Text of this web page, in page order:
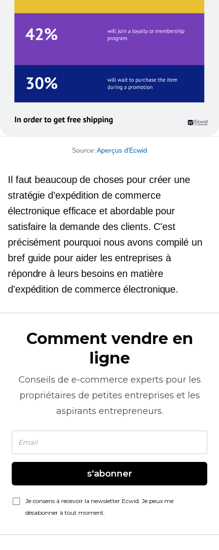
Source:Aperçus d'Ecwid
Il faut beaucoup de choses pour créer une
stratégie d’expédition de commerce
électronique efficace et abordable pour
satisfaire la demande des clients. C'est
précisément pourquoi nous avons compilé un
bref guide pour aider les entreprises à
répondre à leurs besoins en matière
d'expédition de commerce électronique.
Comment vendre en
ligne
Conseils de e-commerce experts pour les
propriétaires de petites entreprises et les
aspirants entrepreneurs.
s'abonner
Je consens à recevoir la newsletter Ecwid. Je peux me
désabonner à tout moment.